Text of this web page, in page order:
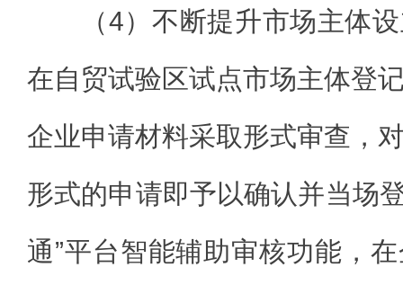
（4）不断提升市场主体
在自贸试验区试点市场主体登
企业申请材料采取形式审查，
形式的申请即予以确认并当场
通”平台智能辅助审核功能，